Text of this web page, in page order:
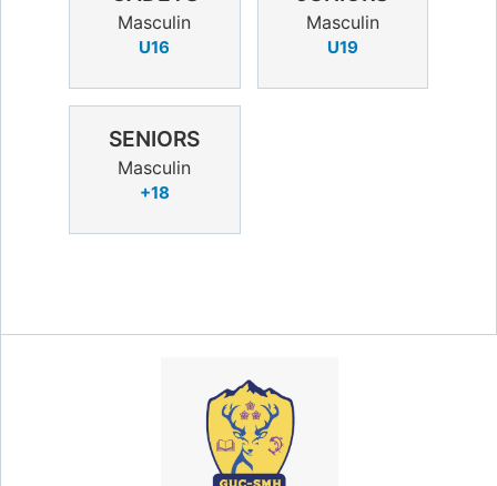
Masculin
U16
Masculin
U19
SENIORS
Masculin
+18